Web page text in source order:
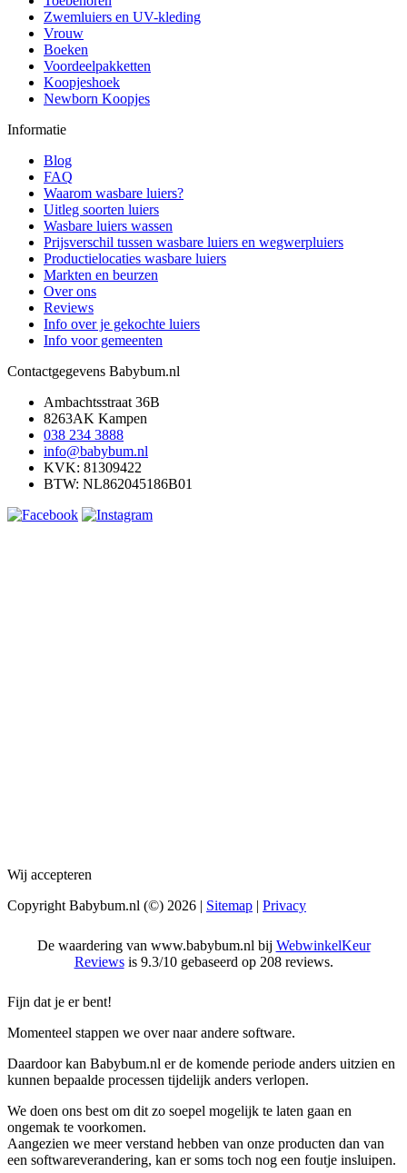
Zwemluiers en UV-kleding
Vrouw
Boeken
Voordeelpakketten
Koopjeshoek
Newborn Koopjes
Informatie
Blog
FAQ
Waarom wasbare luiers?
Uitleg soorten luiers
Wasbare luiers wassen
Prijsverschil tussen wasbare luiers en wegwerpluiers
Productielocaties wasbare luiers
Markten en beurzen
Over ons
Reviews
Info over je gekochte luiers
Info voor gemeenten
Contactgegevens Babybum.nl
Ambachtsstraat 36B
8263AK Kampen
038 234 3888
info@babybum.nl
KVK: 81309422
BTW: NL862045186B01
Wij accepteren
Copyright Babybum.nl (©) 2026 | Sitemap | Privacy
De waardering van www.babybum.nl bij WebwinkelKeur
Reviewsis 9.3/10 gebaseerd op 208 reviews.
Fijn dat je er bent!
Momenteel stappen we over naar andere software.
Daardoor kan Babybum.nl er de komende periode anders uitzien en
kunnen bepaalde processen tijdelijk anders verlopen.
We doen ons best om dit zo soepel mogelijk te laten gaan en
ongemak te voorkomen.
Aangezien we meer verstand hebben van onze producten dan van
een softwareverandering, kan er soms toch nog een foutje insluipen.